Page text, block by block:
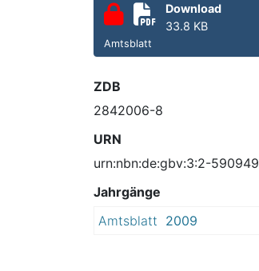
Download
33.8 KB
Amtsblatt
ZDB
2842006-8
URN
urn:nbn:de:gbv:3:2-590949
Jahrgänge
Amtsblatt 2009